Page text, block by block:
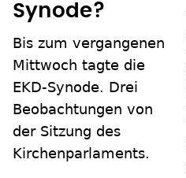
Synode?
Bis zum vergangenen
Mittwoch tagte die
EKD-Synode. Drei
Beobachtungen von
der Sitzung des
Kirchenparlaments.